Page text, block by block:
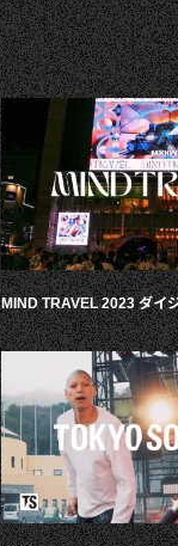
MIND TRAVEL 2023 ダイ